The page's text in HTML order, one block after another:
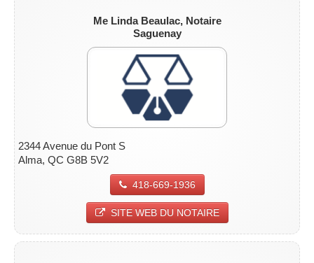
Me Linda Beaulac, Notaire
Saguenay
2344 Avenue du Pont S
Alma, QC G8B 5V2
418-669-1936
SITE WEB DU NOTAIRE